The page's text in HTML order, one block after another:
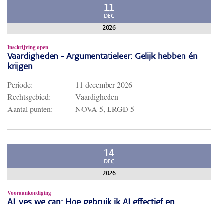
11
DEC
2026
Inschrijving open
Vaardigheden - Argumentatieleer: Gelijk hebben én
krijgen
Periode:
11 december 2026
Rechtsgebied:
Vaardigheden
Aantal punten:
NOVA 5, LRGD 5
14
DEC
2026
Vooraankondiging